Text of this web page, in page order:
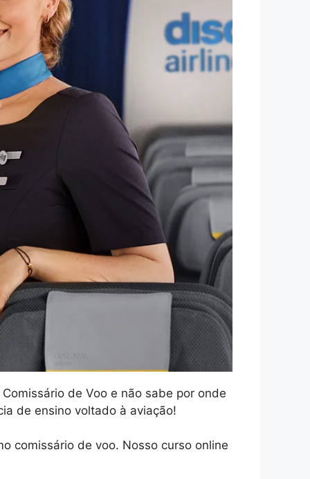
de Voo e não sabe por onde
de ensino voltado à aviação!
comissário de voo. Nosso curso online